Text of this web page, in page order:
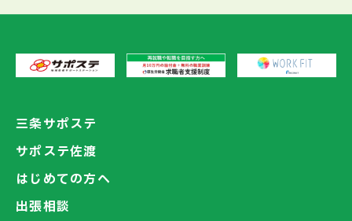
三条サポステ
サポステ佐渡
はじめての方へ
出張相談